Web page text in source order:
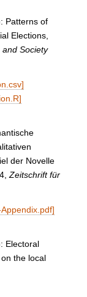
Patterns of
Elections,
Society
der Novelle
Zeitschrift für
Electoral
the local